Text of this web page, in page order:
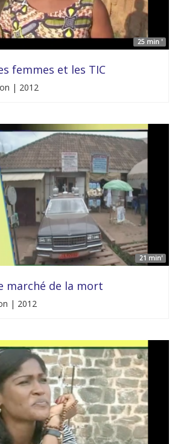
25 min '
femmes et les TIC
| 2012
21 min'
marché de la mort
| 2012